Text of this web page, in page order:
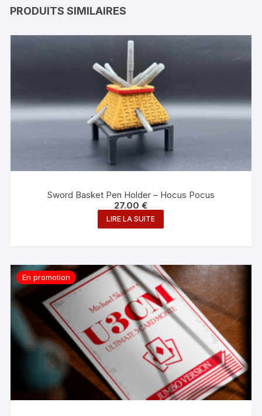
PRODUITS SIMILAIRES
Sword Basket Pen Holder – Hocus Pocus
27.00€
LIRE LA SUITE
En promotion